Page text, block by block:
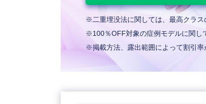
※二重埋没法に関しては、最高クラス
※100％OFF対象の症例モデルに関し
※掲載方法、露出範囲によって割引率